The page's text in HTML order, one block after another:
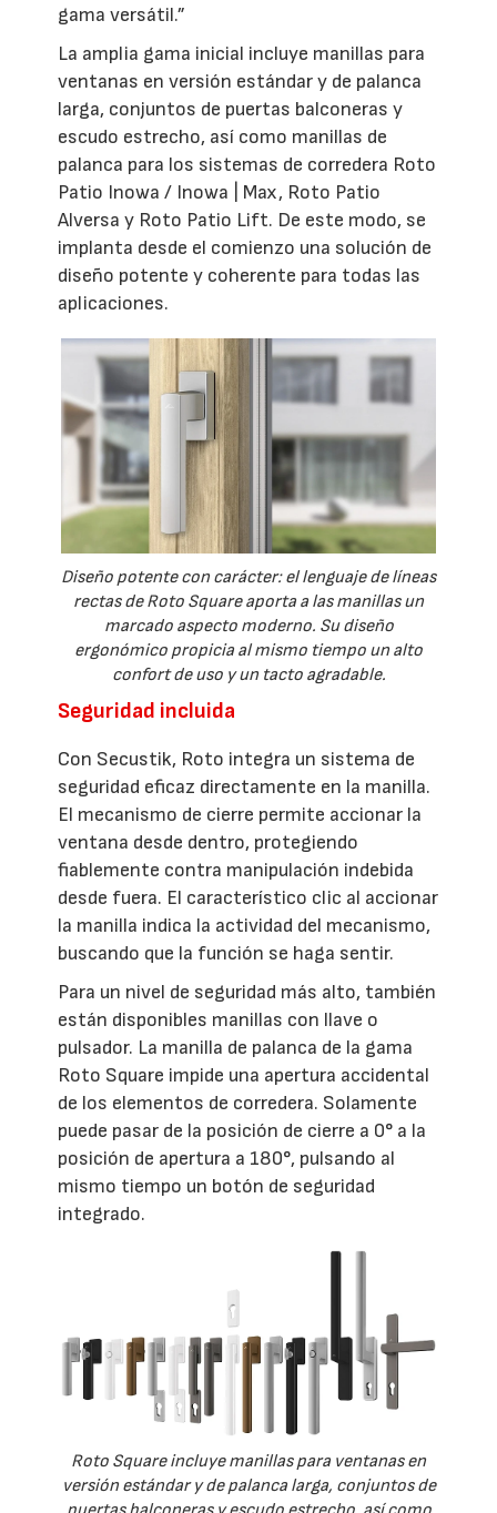
gama versátil.”
La amplia gama inicial incluye manillas para
ventanas en versión estándar y de palanca
larga, conjuntos de puertas balconeras y
escudo estrecho, así como manillas de
palanca para los sistemas de corredera Roto
Patio Inowa / Inowa | Max, Roto Patio
Alversa y Roto Patio Lift. De este modo, se
implanta desde el comienzo una solución de
diseño potente y coherente para todas las
aplicaciones.
Diseño potente con carácter: el lenguaje de líneas
rectas de Roto Square aporta a las manillas un
marcado aspecto moderno. Su diseño
ergonómico propicia al mismo tiempo un alto
confort de uso y un tacto agradable.
Seguridad incluida
Con Secustik, Roto integra un sistema de
seguridad eficaz directamente en la manilla.
El mecanismo de cierre permite accionar la
ventana desde dentro, protegiendo
fiablemente contra manipulación indebida
desde fuera. El característico clic al accionar
la manilla indica la actividad del mecanismo,
buscando que la función se haga sentir.
Para un nivel de seguridad más alto, también
están disponibles manillas con llave o
pulsador. La manilla de palanca de la gama
Roto Square impide una apertura accidental
de los elementos de corredera. Solamente
puede pasar de la posición de cierre a 0° a la
posición de apertura a 180°, pulsando al
mismo tiempo un botón de seguridad
integrado.
Roto Square incluye manillas para ventanas en
versión estándar y de palanca larga, conjuntos de